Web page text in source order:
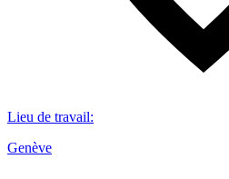
Lieu de travail:
Genève